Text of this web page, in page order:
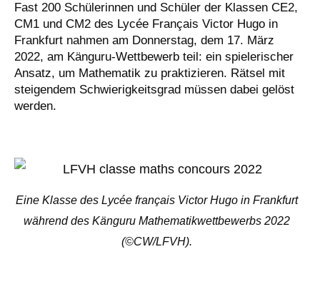
Fast 200 Schülerinnen und Schüler der Klassen CE2,
CM1 und CM2 des Lycée Français Victor Hugo in
Frankfurt nahmen am Donnerstag, dem 17. März
2022, am Känguru-Wettbewerb teil: ein spielerischer
Ansatz, um Mathematik zu praktizieren. Rätsel mit
steigendem Schwierigkeitsgrad müssen dabei gelöst
werden.
Eine Klasse des Lycée français Victor Hugo in Frankfurt
während des Känguru Mathematikwettbewerbs 2022
(©CW/LFVH).